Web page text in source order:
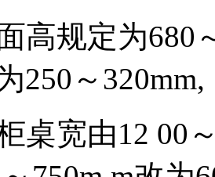
规定为680～
250～320mm,
宽由12 00～